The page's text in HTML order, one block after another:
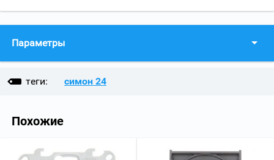
Параметры
теги: симон 24
Похожие